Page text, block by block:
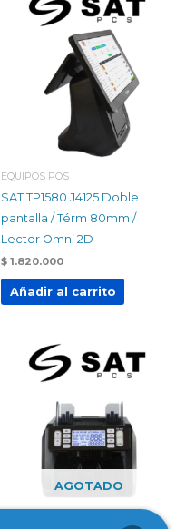
EQUIPOS POS
SAT TP1580 J4125 Doble
pantalla / Térm 80mm /
Lector Omni 2D
$ 1.820.000
Añadir al carrito
AGOTADO